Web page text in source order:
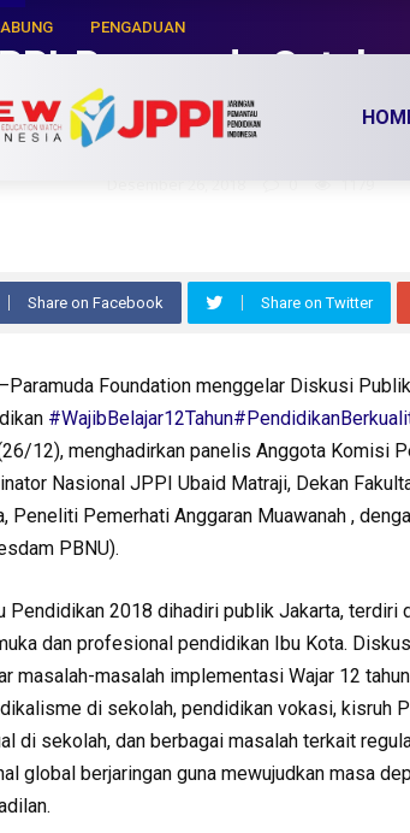
PENGADUAN
Paramuda
1179
Share on Facebook Share on Twitter
Foundation menggelar Diskusi
#WajibBelajar12Tahun
12), menghadirkan panelis Anggota Komisi
Nasional JPPI Ubaid Matraji, Dekan
Peneliti Pemerhati Anggaran Muawanah ,
PBNU).
Pendidikan 2018 dihadiri publik Jakarta, terdiri
dan profesional pendidikan Ibu Kota.
masalah-masalah implementasi Wajar 12
di sekolah, pendidikan vokasi, kisruh
di sekolah, dan berbagai masalah terkait
global berjaringan guna mewujudkan masa